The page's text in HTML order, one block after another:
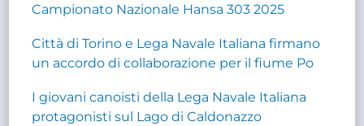
Campionato Nazionale Hansa 303 2025
Città di Torino e Lega Navale Italiana firmano
un accordo di collaborazione per il fiume Po
I giovani canoisti della Lega Navale Italiana
protagonisti sul Lago di Caldonazzo